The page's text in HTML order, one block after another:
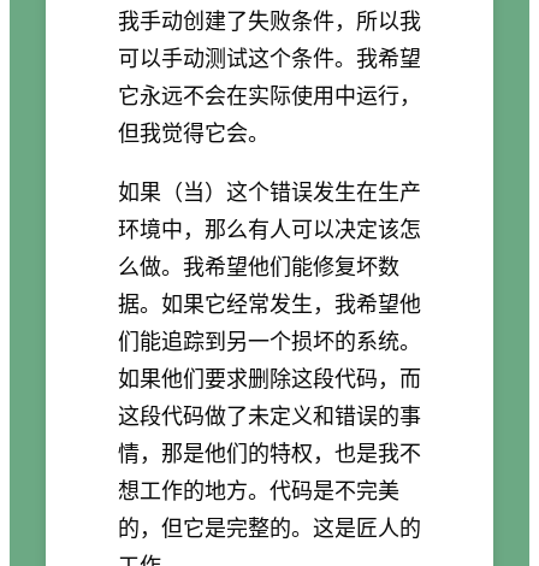
我手动创建了失败条件，所以我
可以手动测试这个条件。我希望
它永远不会在实际使用中运行，
但我觉得它会。
如果（当）这个错误发生在生产
环境中，那么有人可以决定该怎
么做。我希望他们能修复坏数
据。如果它经常发生，我希望他
们能追踪到另一个损坏的系统。
如果他们要求删除这段代码，而
这段代码做了未定义和错误的事
情，那是他们的特权，也是我不
想工作的地方。代码是不完美
的，但它是完整的。这是匠人的